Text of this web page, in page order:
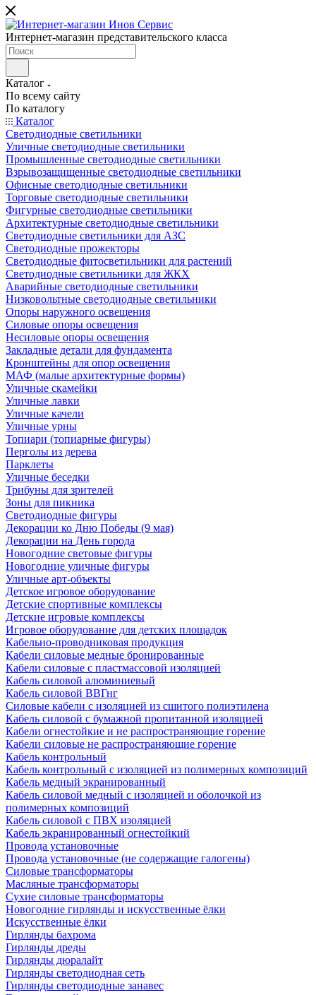
Интернет-магазин представительского класса
Каталог
По всему сайту
По каталогу
Каталог
Светодиодные светильники
Уличные светодиодные светильники
Промышленные светодиодные светильники
Взрывозащищенные светодиодные светильники
Офисные светодиодные светильники
Торговые светодиодные светильники
Фигурные светодиодные светильники
Архитектурные светодиодные светильники
Светодиодные светильники для АЗС
Светодиодные прожекторы
Светодиодные фитосветильники для растений
Светодиодные светильники для ЖКХ
Аварийные светодиодные светильники
Низковольтные светодиодные светильники
Опоры наружного освещения
Силовые опоры освещения
Несиловые опоры освещения
Закладные детали для фундамента
Кронштейны для опор освещения
МАФ (малые архитектурные формы)
Уличные скамейки
Уличные лавки
Уличные качели
Уличные урны
Топиари (топиарные фигуры)
Перголы из дерева
Парклеты
Уличные беседки
Трибуны для зрителей
Зоны для пикника
Светодиодные фигуры
Декорации ко Дню Победы (9 мая)
Декорации на День города
Новогодние световые фигуры
Новогодние уличные фигуры
Уличные арт-объекты
Детское игровое оборудование
Детские спортивные комплексы
Детские игровые комплексы
Игровое оборудование для детских площадок
Кабельно-проводниковая продукция
Кабели силовые медные бронированные
Кабели силовые с пластмассовой изоляцией
Кабель силовой алюминиевый
Кабель силовой ВВГнг
Силовые кабели с изоляцией из сшитого полиэтилена
Кабель силовой с бумажной пропитанной изоляцией
Кабели огнестойкие и не распространяющие горение
Кабели силовые не распространяющие горение
Кабель контрольный
Кабель контрольный с изоляцией из полимерных композиций
Кабель медный экранированный
Кабель силовой медный с изоляцией и оболочкой из
полимерных композиций
Кабель силовой с ПВХ изоляцией
Кабель экранированный огнестойкий
Провода установочные
Провода установочные (не содержащие галогены)
Силовые трансформаторы
Масляные трансформаторы
Сухие силовые трансформаторы
Новогодние гирлянды и искусственные ёлки
Искусственные ёлки
Гирлянды бахрома
Гирлянды дреды
Гирлянды дюралайт
Гирлянды светодиодная сеть
Гирлянды светодиодные занавес